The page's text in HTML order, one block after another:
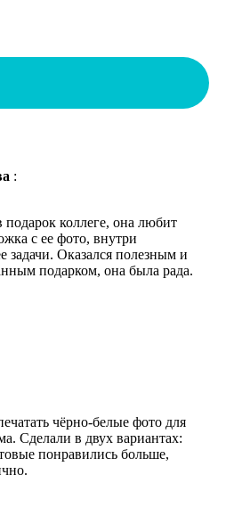
:
подарок коллеге, она любит
с ее фото, внутри
задачи. Оказался полезным и
подарком, она была рада.
чёрно-белые фото для
Сделали в двух вариантах:
понравились больше,